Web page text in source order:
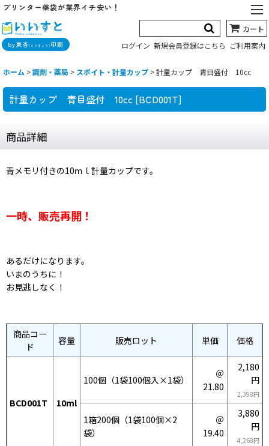
プリンター薬袋が業界イチ安い！
by東杏(とうきょう) 印刷
カート
ログイン 新規会員登録はこちら ご利用案内
ホーム >調剤・薬局 > スポイト・計量カップ >計量カップ 青目盛付 10cc
計量カップ 青目盛付 10cc [BCD001T]
商品詳細
青メモリ付きの10ｍｌ計量カップです。
一時、販売再開！
あるだけになります。
いまのうちに！
お見逃しなく！
商品コー
ド
容量 販売ロット 単価 価格
BCD001T 10ml
100個 （1袋100個入×1袋）
＠
21.80
2,180
円
2,398円
1箱200個 （1袋100個×2
袋）
＠
19.40
3,880
円
4,268円